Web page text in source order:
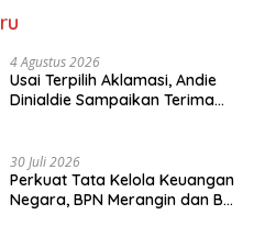
4 Agustus 2026
Usai Terpilih Aklamasi, Andie
Dinialdie Sampaikan Terima
30 Juli 2026
Perkuat Tata Kelola Keuangan
Negara, BPN Merangin dan BRI